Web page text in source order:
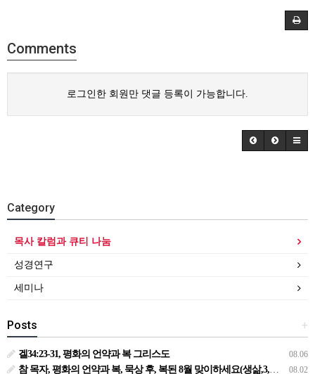
Comments
로그인한 회원만 댓글 등록이 가능합니다.
Category
목사 칼럼과 큐티 나눔
성경연구
세미나
+
Posts
08.06
겔34:23-31, 평화의 언약과 복 그리스도
08.02
참 목자, 평화의 언약과 복, 묵상 후, 복된 8월 맞이하세요(생삶,3,월) *예수생명 내생명 우리생명!